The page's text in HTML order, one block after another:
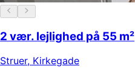
2 vær. lejlighed på 55 m²
Struer, Kirkegade